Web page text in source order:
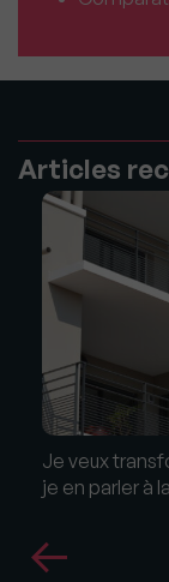
Articles
Je veux
je en parler à